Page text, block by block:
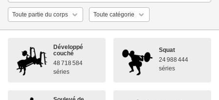
Développé
couché
48 718 584
séries
Squat
24 988 444
séries